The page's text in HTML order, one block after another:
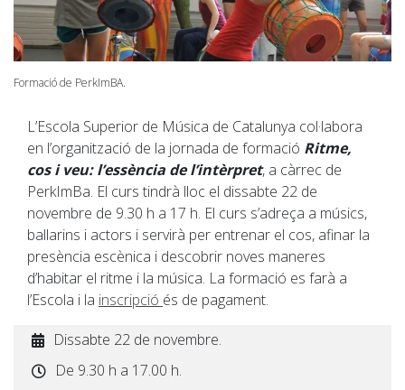
Formació de PerkImBA.
L’Escola Superior de Música de Catalunya col·labora
en l’organització de la jornada de formació Ritme,
cos i veu: l’essència de l’intèrpret, a càrrec de
PerkImBa. El curs tindrà lloc el dissabte 22 de
novembre de 9.30 h a 17 h. El curs s’adreça a músics,
ballarins i actors i servirà per entrenar el cos, afinar la
presència escènica i descobrir noves maneres
d’habitar el ritme i la música. La formació es farà a
l’Escola i la inscripció és de pagament.
Dissabte 22 de novembre.
De 9.30 h a 17.00 h.